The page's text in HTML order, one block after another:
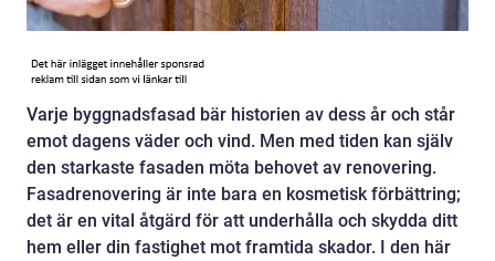
Varje byggnadsfasad bär historien av dess år och står
emot dagens väder och vind. Men med tiden kan själv
den starkaste fasaden möta behovet av renovering.
Fasadrenovering är inte bara en kosmetisk förbättring;
det är en vital åtgärd för att underhålla och skydda ditt
hem eller din fastighet mot framtida skador. I den här